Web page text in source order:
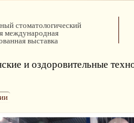
стоматологический
международная
выставка
и оздоровительные